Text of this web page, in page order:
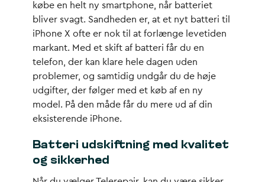
købe en helt ny smartphone, når batteriet
bliver svagt. Sandheden er, at et nyt batteri til
iPhone X ofte er nok til at forlænge levetiden
markant. Med et skift af batteri får du en
telefon, der kan klare hele dagen uden
problemer, og samtidig undgår du de høje
udgifter, der følger med et køb af en ny
model. På den måde får du mere ud af din
eksisterende iPhone.
Batteri udskiftning med kvalitet
og sikkerhed